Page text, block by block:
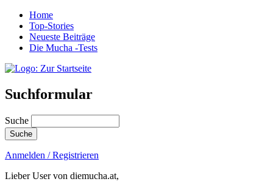
Home
Top-Stories
Neueste Beiträge
Die Mucha -Tests
Suchformular
Suche
Anmelden / Registrieren
Lieber User von diemucha.at,